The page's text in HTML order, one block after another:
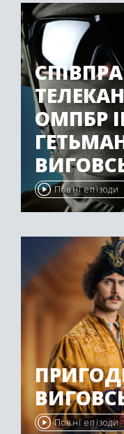
ОМПБР
Повні епізоди
Повні епізоди